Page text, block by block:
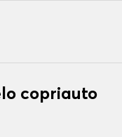
copriauto